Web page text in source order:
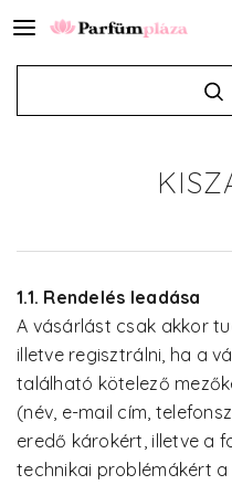
1.1. Rendelés leadása
A vásárlást csak akkor
illetve regisztrálni, ha a
található kötelező
(név, e-mail cím,
eredő károkért, illetve a
technikai problémákért